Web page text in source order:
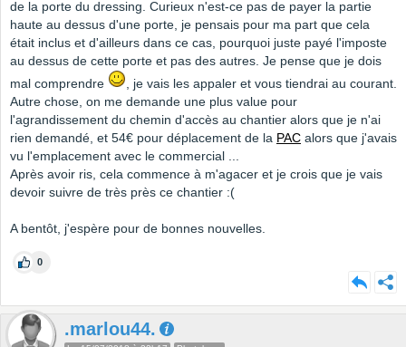
de la porte du dressing. Curieux n'est-ce pas de payer la partie
haute au dessus d'une porte, je pensais pour ma part que cela
était inclus et d'ailleurs dans ce cas, pourquoi juste payé l'imposte
au dessus de cette porte et pas des autres. Je pense que je dois
mal comprendre
, je vais les appaler et vous tiendrai au courant.
Autre chose, on me demande une plus value pour
l'agrandissement du chemin d'accès au chantier alors que je n'ai
rien demandé, et 54€ pour déplacement de la PAC alors que j'avais
vu l'emplacement avec le commercial ...
Après avoir ris, cela commence à m'agacer et je crois que je vais
devoir suivre de très près ce chantier :(
A bentôt, j'espère pour de bonnes nouvelles.
0
.marlou44.